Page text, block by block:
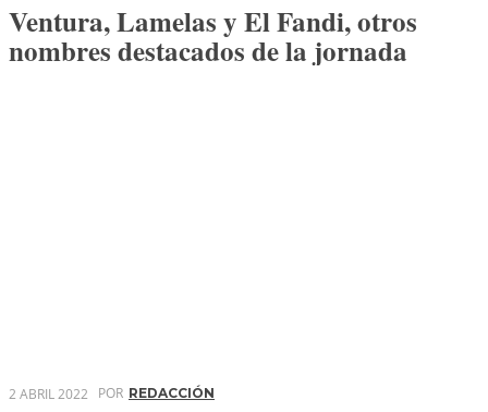
Ventura, Lamelas y El Fandi, otros
nombres destacados de la jornada
2 ABRIL 2022 POR REDACCIÓN